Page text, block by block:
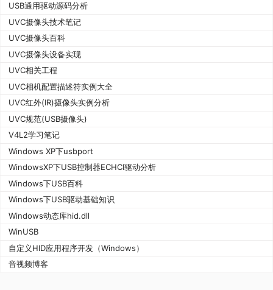
USB通用驱动源码分析
UVC摄像头技术笔记
UVC摄像头百科
UVC摄像头设备实现
UVC相关工程
UVC相机配置描述符实例大全
UVC红外(IR)摄像头实例分析
UVC规范(USB摄像头)
V4L2学习笔记
Windows XP下usbport
WindowsXP下USB控制器ECHCI驱动分析
Windows下USB百科
Windows下USB驱动基础知识
Windows动态库hid.dll
WinUSB
自定义HID应用程序开发（Windows）
音视频博客